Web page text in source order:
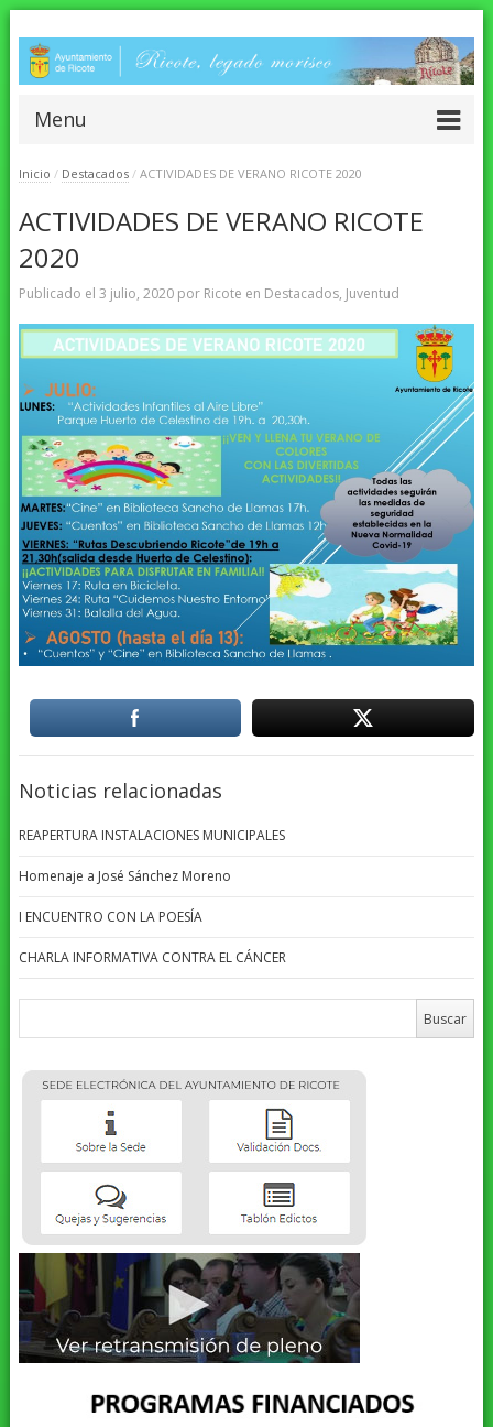
Menu
Inicio / Destacados / ACTIVIDADES DE VERANO RICOTE 2020
ACTIVIDADES DE VERANO RICOTE
2020
Publicado el 3 julio, 2020por Ricote en Destacados, Juventud
Noticias relacionadas
REAPERTURA INSTALACIONES MUNICIPALES
Homenaje a José Sánchez Moreno
I ENCUENTRO CON LA POESÍA
CHARLA INFORMATIVA CONTRA EL CÁNCER